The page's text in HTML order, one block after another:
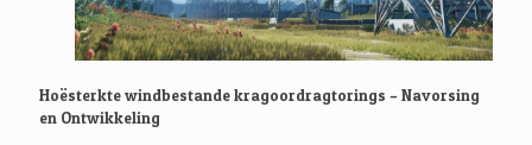
Hoësterkte windbestande kragoordragtorings – Navorsing
en Ontwikkeling